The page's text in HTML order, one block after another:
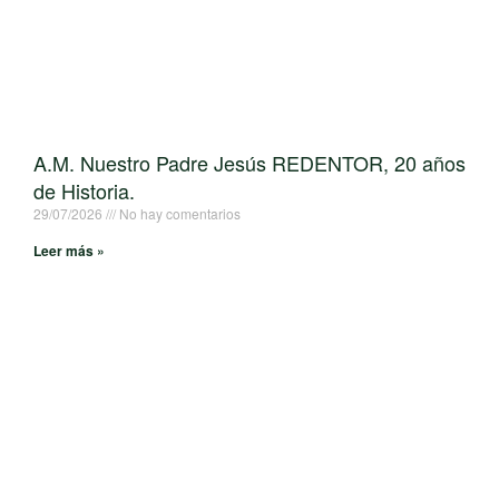
A.M. Nuestro Padre Jesús REDENTOR, 20 años
de Historia.
29/07/2026 No hay comentarios
Leer más »